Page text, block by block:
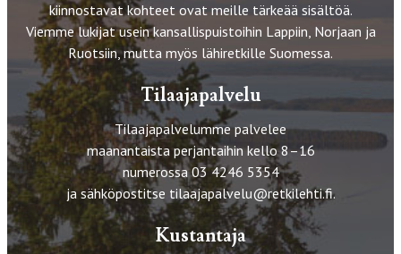
kiinnostavat kohteet ovat meille tärkeää sisältöä.
Viemme lukijat usein kansallispuistoihin Lappiin, Norjaan ja
Ruotsiin, mutta myös lähiretkille Suomessa.
Tilaajapalvelu
Tilaajapalvelumme palvelee
maanantaista perjantaihin kello 8–16
numerossa 03 4246 5354
ja sähköpostitse tilaajapalvelu@retkilehti.fi.
Kustantaja